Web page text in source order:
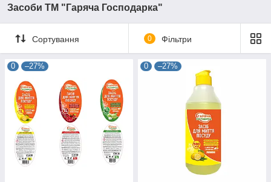
Засоби ТМ "Гаряча Господарка"
Сортування 0 Фільтри
0 –27% 0 –27%